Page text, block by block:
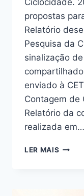
Ciclocidade.
propostas
Relatório
Pesquisa da
sinalização
enviado à
Contagem de
Relatório da
realizada em…
LER MAIS